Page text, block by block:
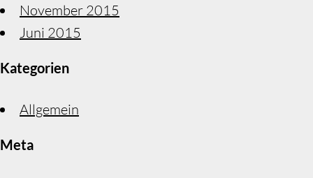
November 2015
Juni 2015
Kategorien
Allgemein
Meta